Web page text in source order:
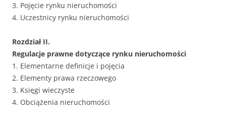
3. Pojęcie rynku nieruchomości
4. Uczestnicy rynku nieruchomości
Rozdział II.
Regulacje prawne dotyczące rynku nieruchomości
1. Elementarne definicje i pojęcia
2. Elementy prawa rzeczowego
3. Księgi wieczyste
4. Obciążenia nieruchomości